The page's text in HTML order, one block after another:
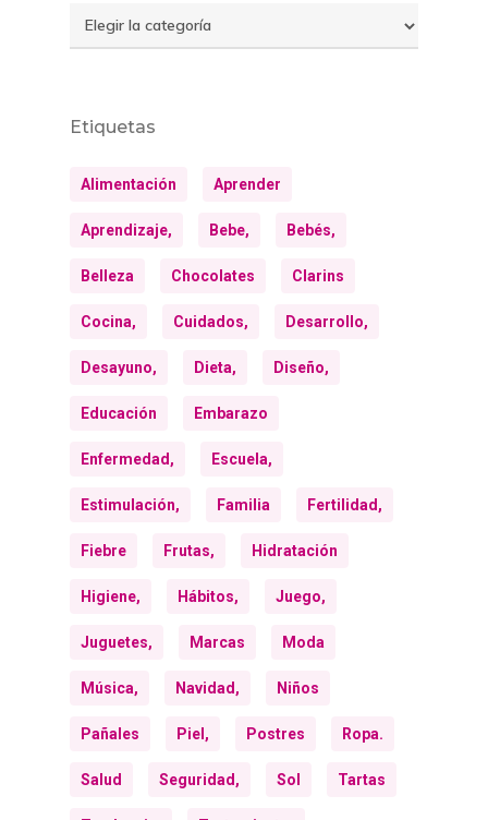
Temas
Etiquetas
Alimentación Aprender
Aprendizaje, Bebe, Bebés,
Belleza Chocolates Clarins
Cocina, Cuidados, Desarrollo,
Desayuno, Dieta, Diseño,
Educación Embarazo
Enfermedad, Escuela,
Estimulación, Familia Fertilidad,
Fiebre Frutas, Hidratación
Higiene, Hábitos, Juego,
Juguetes, Marcas Moda
Música, Navidad, Niños
Pañales Piel, Postres Ropa.
Salud Seguridad, Sol Tartas